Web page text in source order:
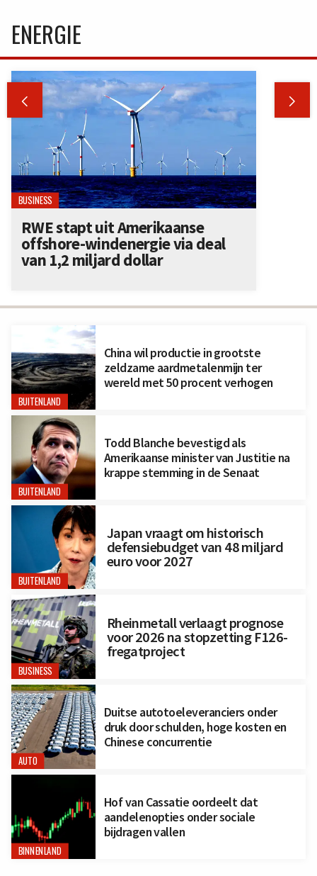
BUITENLAND
China wil productie in grootste
zeldzame aardmetalenmijn ter
wereld met 50 procent verhogen
BUITENLAND
Todd Blanche bevestigd als
Amerikaanse minister van Justitie na
krappe stemming in de Senaat
BUITENLAND
Japan vraagt om historisch
defensiebudget van 48 miljard
euro voor 2027
BUSINESS
Rheinmetall verlaagt prognose
voor 2026 na stopzetting F126-
fregatproject
AUTO
Duitse autotoeleveranciers onder
druk door schulden, hoge kosten en
Chinese concurrentie
BINNENLAND
Hof van Cassatie oordeelt dat
aandelenopties onder sociale
bijdragen vallen
ENERGIE
 
BUSINESS
RWE stapt uit Amerikaanse
offshore-windenergie via deal
van 1,2 miljard dollar